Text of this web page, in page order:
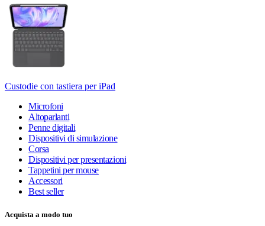
Custodie con tastiera per iPad
Microfoni
Altoparlanti
Penne digitali
Dispositivi di simulazione
Corsa
Dispositivi per presentazioni
Tappetini per mouse
Accessori
Best seller
Acquista a modo tuo